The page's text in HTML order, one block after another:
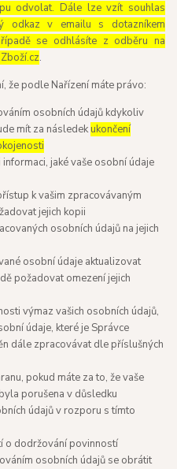
odvolat. Dále lze vzít souhlas
odkaz v emailu s dotazníkem
se odhlásíte z odběru na
.
že podle Nařízení máte právo:
osobních údajů kdykoliv
mít za následekukončení
jaké vaše osobní údaje
k vašim zpracovávaným
jejich kopii
osobních údajů na jejich
osobní údaje aktualizovat
požadovat omezení jejich
výmaz vašich osobních údajů,
údaje, které je Správce
dále zpracovávat dle příslušných
pokud máte za to, že vaše
porušena v důsledku
údajů v rozporu s tímto
o dodržování povinností
osobních údajů se obrátit